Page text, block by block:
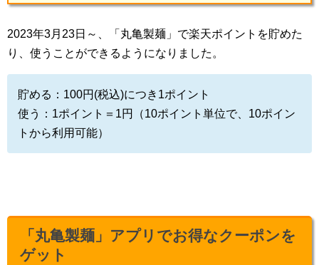
2023年3月23日～、「丸亀製麺」で楽天ポイントを貯めた
り、使うことができるようになりました。
貯める：100円(税込)につき1ポイント
使う：1ポイント＝1円（10ポイント単位で、10ポイン
トから利用可能）
「丸亀製麺」アプリでお得なクーポンを
ゲット